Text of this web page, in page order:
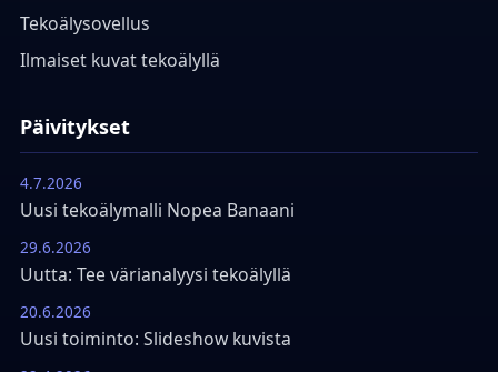
Tekoälysovellus
Ilmaiset kuvat tekoälyllä
Päivitykset
4.7.2026
Uusi tekoälymalli Nopea Banaani
29.6.2026
Uutta: Tee värianalyysi tekoälyllä
20.6.2026
Uusi toiminto: Slideshow kuvista